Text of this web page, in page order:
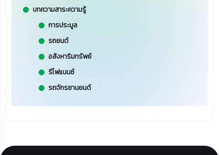
บทความสาระความรู้
การประมูล
รถยนต์
อสังหาริมทรัพย์
รีไฟแนนซ์
รถจักรยานยนต์